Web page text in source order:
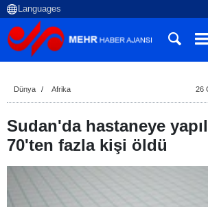
Dünya Afrika 26
Sudan'da hastaneye
70'ten fazla kişi öldü